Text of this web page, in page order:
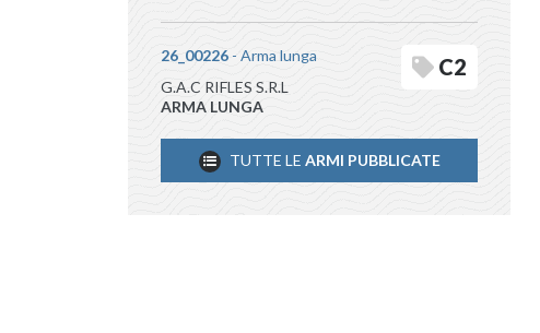
26_00226 - Arma lunga
G.A.C RIFLES S.R.L
ARMA LUNGA
C2
TUTTE LE ARMI PUBBLICATE